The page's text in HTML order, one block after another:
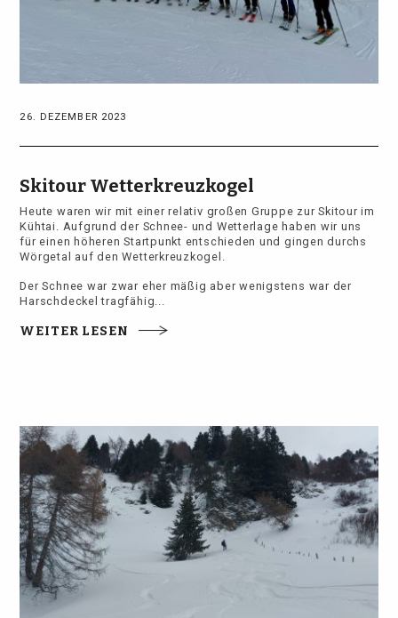
26. DEZEMBER 2023
Skitour Wetterkreuzkogel
Heute waren wir mit einer relativ großen Gruppe zur Skitour im
Kühtai. Aufgrund der Schnee- und Wetterlage haben wir uns
für einen höheren Startpunkt entschieden und gingen durchs
Wörgetal auf den Wetterkreuzkogel.
Der Schnee war zwar eher mäßig aber wenigstens war der
Harschdeckel tragfähig...
WEITER LESEN